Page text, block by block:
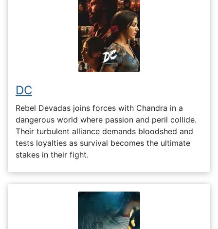
DC
Rebel Devadas joins forces with Chandra in a
dangerous world where passion and peril collide.
Their turbulent alliance demands bloodshed and
tests loyalties as survival becomes the ultimate
stakes in their fight.